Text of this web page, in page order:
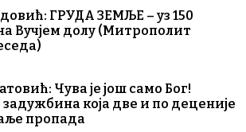
ГРУДА ЗЕМЉЕ – уз 150
Вучјем долу (Митрополит
Чува је још само Бог!
која две и по деценије
пропада